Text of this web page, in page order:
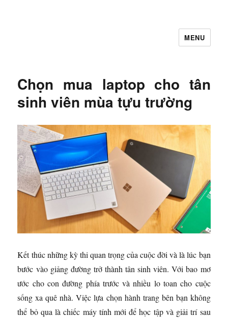
MENU
Chọn mua laptop cho tân
sinh viên mùa tựu trường
Kết thúc những kỳ thi quan trọng của cuộc đời và là lúc bạn
bước vào giảng đường trở thành tân sinh viên. Với bao mơ
ước cho con đường phía trước và nhiều lo toan cho cuộc
sống xa quê nhà. Việc lựa chọn hành trang bên bạn không
thể bỏ qua là chiếc máy tính mới để học tập và giải trí sau